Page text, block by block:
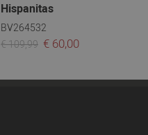
Hispanitas
BV264532
€ 109,99 € 60,00